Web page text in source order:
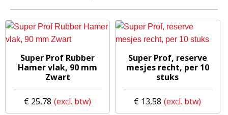
Super Prof Rubber
Hamer vlak, 90 mm
Zwart
€ 25,78
Super Prof, reserve
mesjes recht, per 10
stuks
€ 13,58